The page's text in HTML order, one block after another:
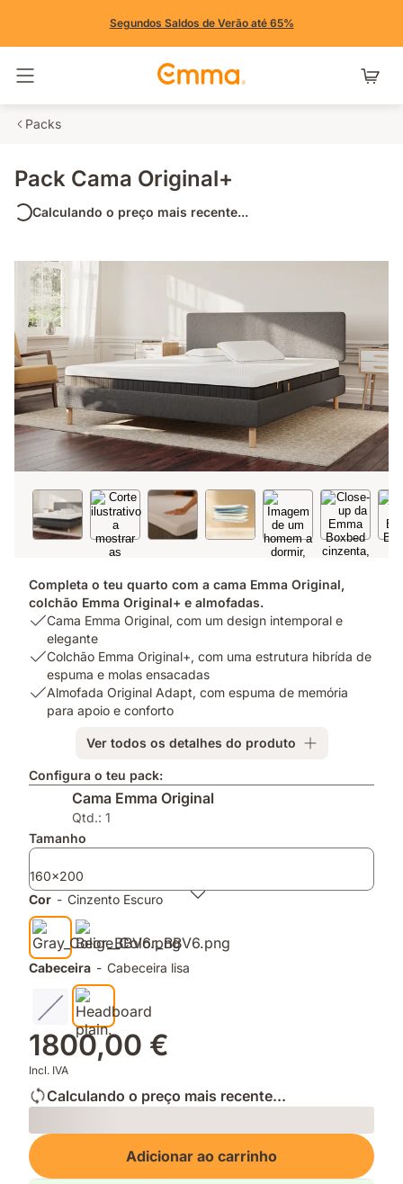
Segundos Saldos de Verão até 65%
Packs
Pack Cama Original+
Calculando o preço mais recente...
Completa o teu quarto com a cama Emma Original,
colchão Emma Original+ e almofadas.
USP
Cama
Emma
Original,
com
e
elegante
Cama Emma Original, com um design intemporal e
elegante
USP
Colchão
Emma
estrutura
espuma
e
molas
ensacadas
Colchão Emma Original+, com uma estrutura hibrída de
espuma e molas ensacadas
USP
com
espuma
memória
para
apoio
e
conforto
Almofada Original Adapt, com espuma de memória
para apoio e conforto
Ver todos os detalhes do produto
Configura o teu pack:
Cama Emma Original
Qtd.: 1
Tamanho
160x200
Cor - Cinzento Escuro
Cabeceira - Cabeceira lisa
1800,00 €
Incl. IVA
Calculando o preço mais recente...
Loading
Adicionar ao carrinho